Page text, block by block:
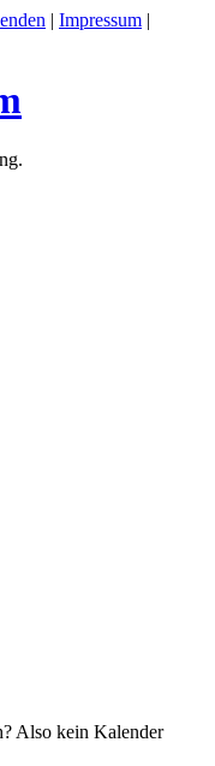
| Impressum |
Also kein Kalender